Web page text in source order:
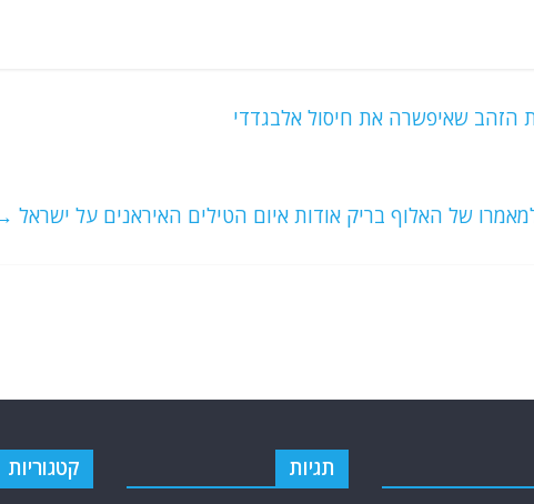
הזהב שאיפשרה את חיסול אלבגדדי
של האלוף בריק אודות איום הטילים האיראנים על ישראל
תגיות קטגוריות